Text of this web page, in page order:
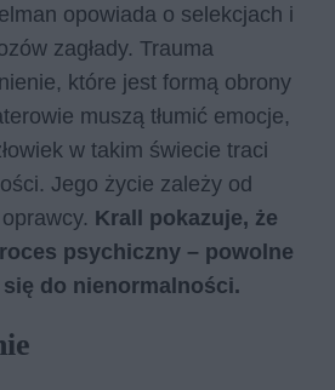
opowiada o selekcjach i
zagłady. Trauma
które jest formą obrony
muszą tłumić emocje,
w takim świecie traci
Jego życie zależy od
Krall pokazuje, że
psychiczny – powolne
do nienormalności.